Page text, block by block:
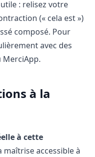
: relisez votre
(« cela est »)
composé. Pour
avec des
à la
à cette
maîtrise accessible à